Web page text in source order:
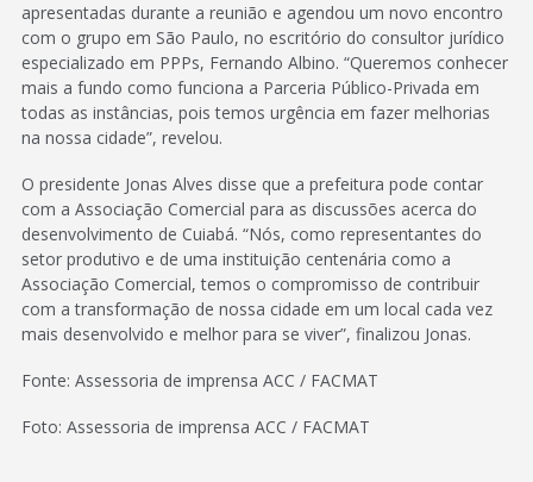
apresentadas durante a reunião e agendou um novo encontro
com o grupo em São Paulo, no escritório do consultor jurídico
especializado em PPPs, Fernando Albino. “Queremos conhecer
mais a fundo como funciona a Parceria Público-Privada em
todas as instâncias, pois temos urgência em fazer melhorias
na nossa cidade”, revelou.
O presidente Jonas Alves disse que a prefeitura pode contar
com a Associação Comercial para as discussões acerca do
desenvolvimento de Cuiabá. “Nós, como representantes do
setor produtivo e de uma instituição centenária como a
Associação Comercial, temos o compromisso de contribuir
com a transformação de nossa cidade em um local cada vez
mais desenvolvido e melhor para se viver”, finalizou Jonas.
Fonte: Assessoria de imprensa ACC / FACMAT
Foto: Assessoria de imprensa ACC / FACMAT